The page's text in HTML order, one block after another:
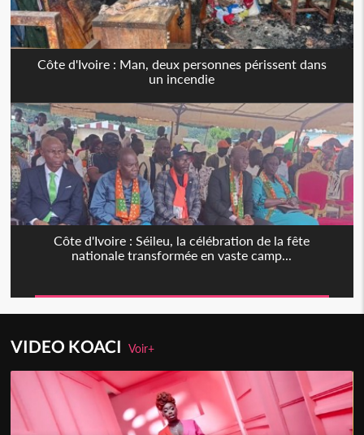
Côte d'Ivoire : Man, deux personnes périssent dans
un incendie
Côte d'Ivoire : Séileu, la célébration de la fête
nationale transformée en vaste camp...
VIDEO KOACIVoir+